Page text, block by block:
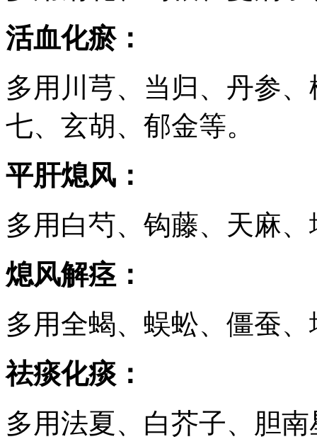
活血化瘀：
多用川芎、当归、丹参
七、玄胡、郁金等。
平肝熄风：
多用白芍、钩藤、天麻
熄风解痉：
多用全蝎、蜈蚣、僵蚕
祛痰化痰：
多用法夏、白芥子、胆